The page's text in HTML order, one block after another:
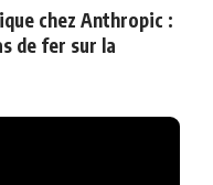
chez Anthropic :
de fer sur la